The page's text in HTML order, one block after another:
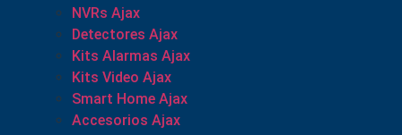
NVRs Ajax
Detectores Ajax
Kits Alarmas Ajax
Kits Video Ajax
Smart Home Ajax
Accesorios Ajax